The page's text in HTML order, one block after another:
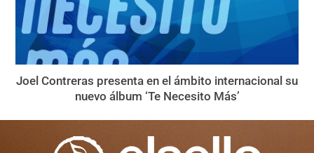
Joel Contreras presenta en el ámbito internacional su
nuevo álbum ‘Te Necesito Más’